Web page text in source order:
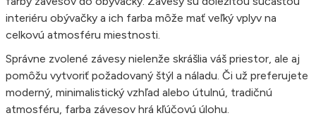
interiéru obývačky a ich farba môže mať veľký vplyv na
celkovú atmosféru miestnosti.
Správne zvolené závesy nielenže skrášlia váš priestor, ale aj
pomôžu vytvoriť požadovaný štýl a náladu. Či už preferujete
moderný, minimalistický vzhľad alebo útulnú, tradičnú
atmosféru, farba závesov hrá kľúčovú úlohu.